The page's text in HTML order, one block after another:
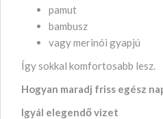
pamut
bambusz
vagy merinói gyapjú
Így sokkal komfortosabb lesz.
Hogyan maradj friss egész
Igyál elegendő vizet